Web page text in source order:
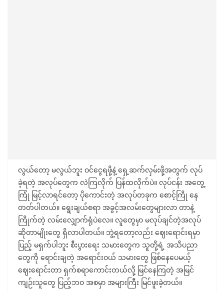
လွယ်တော့ မလွယ်ဘူး ဝင်ငွေရဖို့နဲ့ ရှေ့ဆက်လှမ်းဖို့အတွက် လုပ်
ခဲ့ရတဲ့ အလုပ်တွေက လဲကြလိုက် ပြန်ထလိုက်ပဲ။ လုပ်ငန်း အတွေ့
ကြုံ မြင့်လာရင်တော့ ပိုကောင်းတဲ့ အလုပ်တခုက စောင့်ကြို နေ
တတ်ပါတယ်။ ရွေးချယ်စရာ အခွင့်အလမ်းတွေများလာ တာနဲ့
ကြိုက်တဲ့ လမ်းလျှောက်ရုံပဲလေ။ လူတွေမှာ မလုပ်ချင်တဲ့အလုပ်
ဆိုတာမျိုးတွေ ရှိလာပါတယ်။ ဘွဲ့ရတော့လည်း ဈေးရောင်းရမှာ
ပြည့် မရှက်ပါဘူး စီးပွားရေး သမားတွေက သူတို့ရဲ့ အသိပညာ
တွေကို ရောင်းချတဲ့ အရောင်းဝယ် သမားတွေ ဖြစ်နေပေမယ့်
ဈေးရောင်းတာ ရှက်စရာကောင်းတယ်လို့ မြင်နေကြတဲ့ အမြင်
ကျဉ်းသူတွေ ပြည့်ဘဝ အစမှာ အများကြီး မြင်ဖူးခဲ့တယ်။